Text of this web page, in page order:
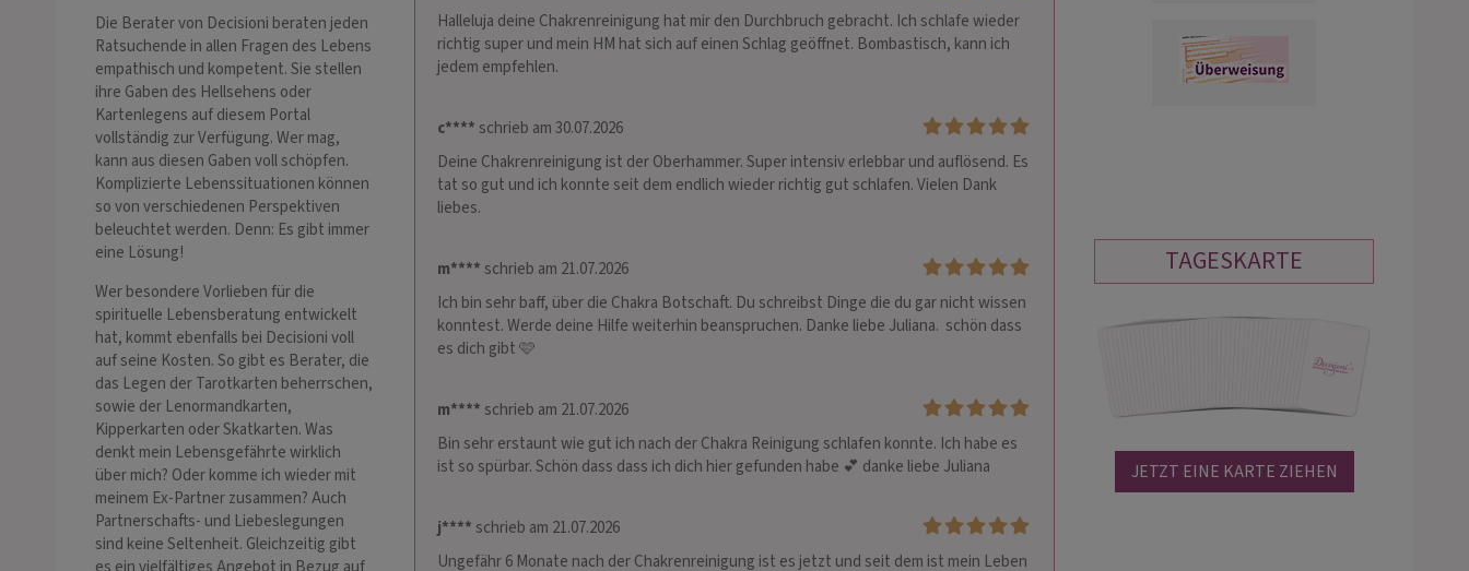
Die Berater von Decisioni beraten jeden
Ratsuchende in allen Fragen des Lebens
empathisch und kompetent. Sie stellen
ihre Gaben des Hellsehens oder
Kartenlegens auf diesem Portal
vollständig zur Verfügung. Wer mag,
kann aus diesen Gaben voll schöpfen.
Komplizierte Lebenssituationen können
so von verschiedenen Perspektiven
beleuchtet werden. Denn: Es gibt immer
eine Lösung!
Wer besondere Vorlieben für die
spirituelle Lebensberatung entwickelt
hat, kommt ebenfalls bei Decisioni voll
auf seine Kosten. So gibt es Berater, die
das Legen der Tarotkarten beherrschen,
sowie der Lenormandkarten,
Kipperkarten oder Skatkarten. Was
denkt mein Lebensgefährte wirklich
über mich? Oder komme ich wieder mit
meinem Ex-Partner zusammen? Auch
Partnerschafts- und Liebeslegungen
sind keine Seltenheit. Gleichzeitig gibt
Halleluja deine Chakrenreinigung hat mir den Durchbruch gebracht. Ich schlafe wieder
richtig super und mein HM hat sich auf einen Schlag geöffnet. Bombastisch, kann ich
jedem empfehlen.
c****schrieb am 30.07.2026
Deine Chakrenreinigung ist der Oberhammer. Super intensiv erlebbar und auflösend. Es
tat so gut und ich konnte seit dem endlich wieder richtig gut schlafen. Vielen Dank
liebes.
m****schrieb am 21.07.2026
Ich bin sehr baff, über die Chakra Botschaft. Du schreibst Dinge die du gar nicht wissen
konntest. Werde deine Hilfe weiterhin beanspruchen. Danke liebe Juliana.  schön dass
es dich gibt 🩷
m****schrieb am 21.07.2026
Bin sehr erstaunt wie gut ich nach der Chakra Reinigung schlafen konnte. Ich habe es
ist so spürbar. Schön dass dass ich dich hier gefunden habe 💕 danke liebe Juliana
j****schrieb am 21.07.2026
Ungefähr 6 Monate nach der Chakrenreinigung ist es jetzt und seit dem ist mein Leben
TAGESKARTE
JETZT EINE KARTE ZIEHEN